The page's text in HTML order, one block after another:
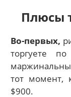
Плюсы
Во-первых,
торгуете
тот момент,
$900.